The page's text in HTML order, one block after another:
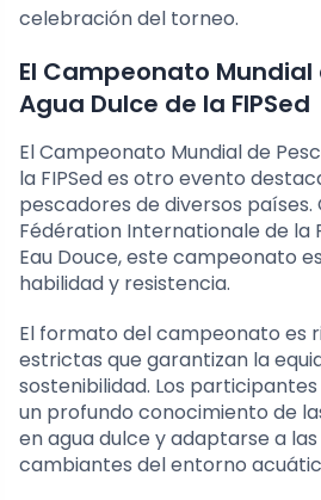
celebración del torneo.
El Campeonato Mundial
Agua Dulce de la FIPSed
El Campeonato Mundial de
la FIPSed es otro evento
pescadores de diversos
Fédération Internationale de la
Eau Douce, este campeonato
habilidad y resistencia.
El formato del campeonato es
estrictas que garantizan la
sostenibilidad. Los
un profundo conocimiento de
en agua dulce y adaptarse a
cambiantes del entorno